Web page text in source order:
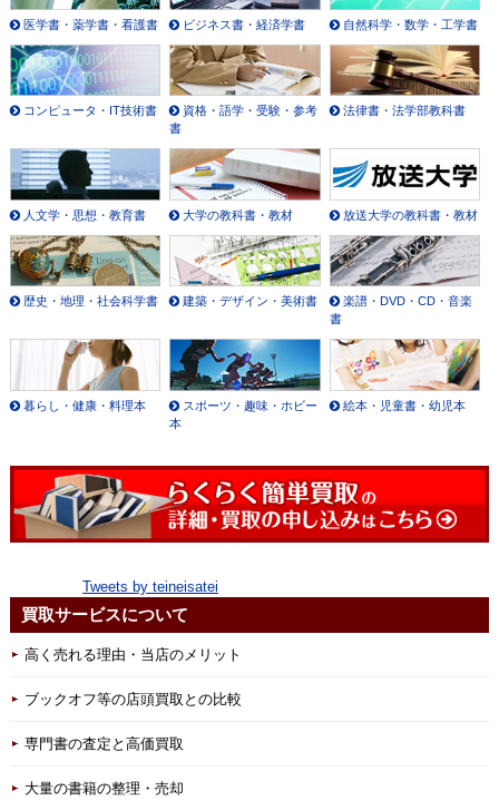
医学書・薬学書・看護書 ビジネス書・経済学書 自然科学・数学・工学書
コンピュータ・IT技術書
資格・語学・受験・参考
書
法律書・法学部教科書
人文学・思想・教育書 大学の教科書・教材 放送大学の教科書・教材
歴史・地理・社会科学書 建築・デザイン・美術書
楽譜・DVD・CD・音楽
書
暮らし・健康・料理本
スポーツ・趣味・ホビー
本
絵本・児童書・幼児本
Tweets by teineisatei
買取サービスについて
高く売れる理由・当店のメリット
ブックオフ等の店頭買取との比較
専門書の査定と高価買取
大量の書籍の整理・売却